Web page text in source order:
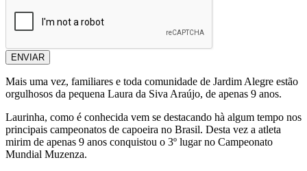
ENVIAR
Mais uma vez, familiares e toda comunidade de Jardim Alegre estão
orgulhosos da pequena Laura da Siva Araújo, de apenas 9 anos.
Laurinha, como é conhecida vem se destacando hà algum tempo nos
principais campeonatos de capoeira no Brasil. Desta vez a atleta
mirim de apenas 9 anos conquistou o 3º lugar no Campeonato
Mundial Muzenza.